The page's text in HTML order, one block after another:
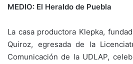
MEDIO: El Heraldo de Puebla
La casa productora Klepka,
Quiroz, egresada de la
Comunicación de la UDLAP,